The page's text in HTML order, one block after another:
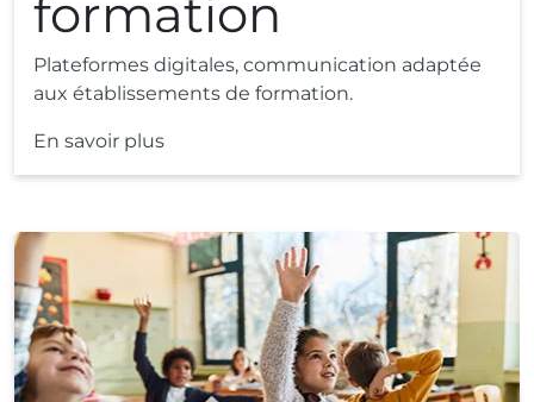
formation
Plateformes digitales, communication adaptée
aux établissements de formation.
En savoir plus